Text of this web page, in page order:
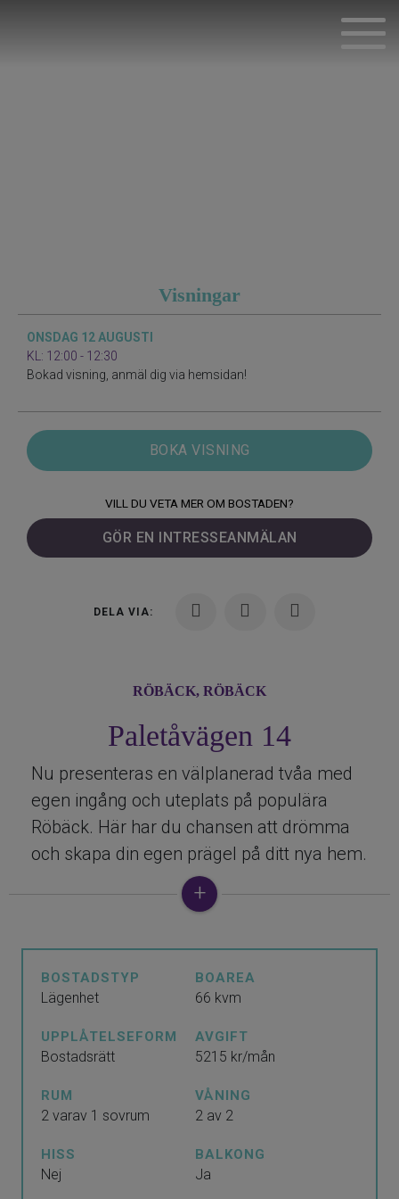
Visningar
ONSDAG 12 AUGUSTI
KL: 12:00 - 12:30
Bokad visning, anmäl dig via hemsidan!
BOKA VISNING
VILL DU VETA MER OM BOSTADEN?
GÖR EN INTRESSEANMÄLAN
DELA VIA:
RÖBÄCK, RÖBÄCK
Paletåvägen 14
Nu presenteras en välplanerad tvåa med
egen ingång och uteplats på populära
Röbäck. Här har du chansen att drömma
och skapa din egen prägel på ditt nya hem.
Den rymliga bostaden fördelar hall med
egen entré från markplan, klädkammare,
förvaring och klassiskt inrett kök. Balkong
guldkant på bostaden.
Välskött förening som förra året borrade
bergvärme för att minska
driftkostnaderna. Här finns många fina
faciliteter för de boende som gym,
BOSTADSTYP
Lägenhet
BOAREA
66 kvm
UPPLÅTELSEFORM
Bostadsrätt
AVGIFT
5215 kr/mån
RUM
2 varav 1 sovrum
VÅNING
2 av 2
HISS
Nej
BALKONG
Ja